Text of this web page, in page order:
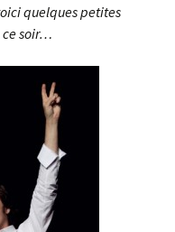
quelques petites
ce soir…